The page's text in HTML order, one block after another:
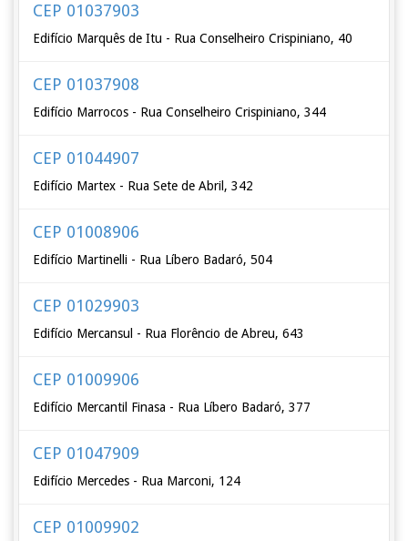
CEP 01037903
Edifício Marquês de Itu - Rua Conselheiro Crispiniano, 40
CEP 01037908
Edifício Marrocos - Rua Conselheiro Crispiniano, 344
CEP 01044907
Edifício Martex - Rua Sete de Abril, 342
CEP 01008906
Edifício Martinelli - Rua Líbero Badaró, 504
CEP 01029903
Edifício Mercansul - Rua Florêncio de Abreu, 643
CEP 01009906
Edifício Mercantil Finasa - Rua Líbero Badaró, 377
CEP 01047909
Edifício Mercedes - Rua Marconi, 124
CEP 01009902